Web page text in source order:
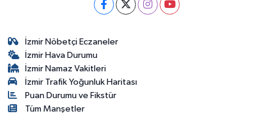
İzmir Nöbetçi Eczaneler
İzmir Hava Durumu
İzmir Namaz Vakitleri
İzmir Trafik Yoğunluk Haritası
Puan Durumu ve Fikstür
Tüm Manşetler